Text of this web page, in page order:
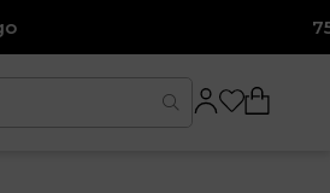
7500₺ ve Üzeri